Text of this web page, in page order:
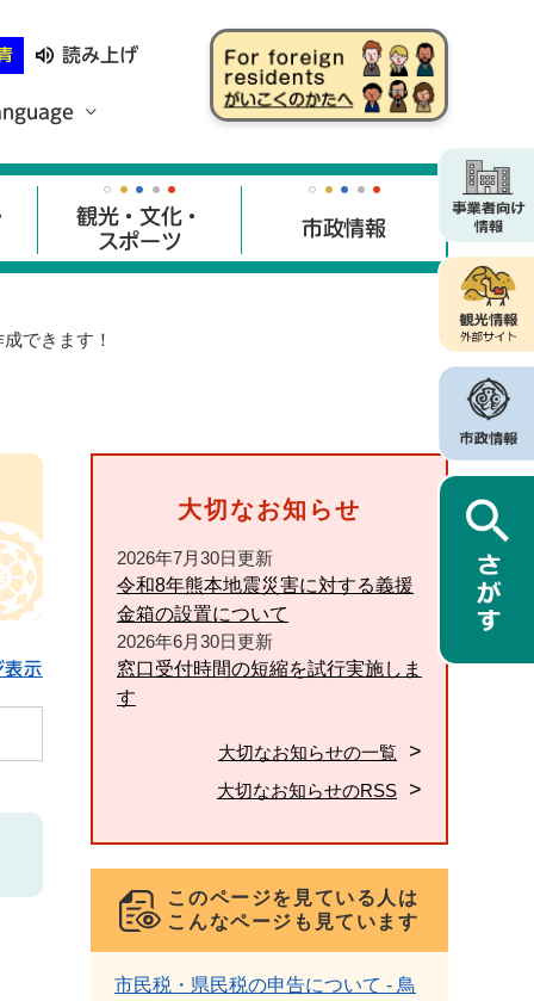
読み上げ
観光・文化・
スポーツ
市政情報
できます！
表示
大切なお知らせ
2026年7月30日更新
令和8年熊本地震災害に対する義援
金箱の設置について
2026年6月30日更新
窓口受付時間の短縮を試行実施しま
す
大切なお知らせの一覧
大切なお知らせのRSS
このページを見ている人は
こんなページも見ています
市民税・県民税の申告について - 鳥